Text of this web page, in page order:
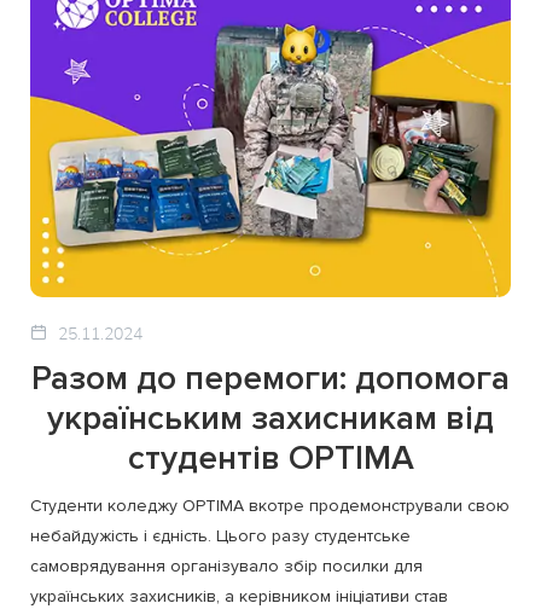
25.11.2024
Разом до перемоги: допомога
українським захисникам від
студентів OPTIMA
Студенти коледжу OPTIMA вкотре продемонстрували свою
небайдужість і єдність. Цього разу студентське
самоврядування організувало збір посилки для
українських захисників, а керівником ініціативи став